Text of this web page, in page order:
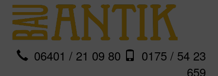
06401 / 21 09 80
0175 / 54 23
659